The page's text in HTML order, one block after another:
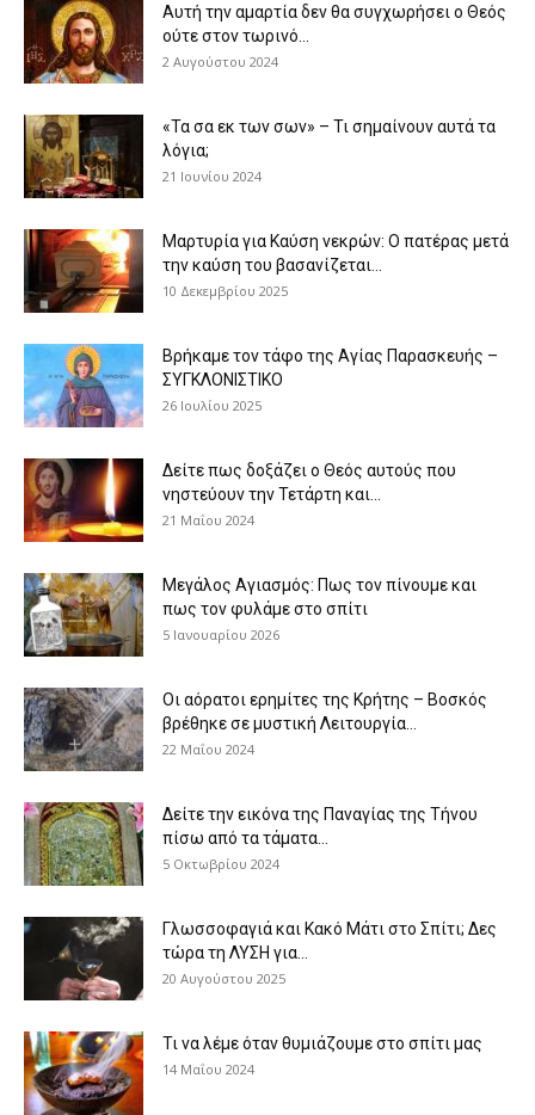
Αυτή την αμαρτία δεν θα συγχωρήσει ο Θεός
ούτε στον τωρινό...
2 Αυγούστου 2024
«Τα σα εκ των σων» – Τι σημαίνουν αυτά τα
λόγια;
21 Ιουνίου 2024
Μαρτυρία για Καύση νεκρών: Ο πατέρας μετά
την καύση του βασανίζεται...
10 Δεκεμβρίου 2025
Βρήκαμε τον τάφο της Αγίας Παρασκευής –
ΣΥΓΚΛΟΝΙΣΤΙΚΟ
26 Ιουλίου 2025
Δείτε πως δοξάζει ο Θεός αυτούς που
νηστεύουν την Τετάρτη και...
21 Μαΐου 2024
Μεγάλος Αγιασμός: Πως τον πίνουμε και
πως τον φυλάμε στο σπίτι
5 Ιανουαρίου 2026
Οι αόρατοι ερημίτες της Κρήτης – Βοσκός
βρέθηκε σε μυστική Λειτουργία...
22 Μαΐου 2024
Δείτε την εικόνα της Παναγίας της Τήνου
πίσω από τα τάματα...
5 Οκτωβρίου 2024
Γλωσσοφαγιά και Κακό Μάτι στο Σπίτι; Δες
τώρα τη ΛΥΣΗ για...
20 Αυγούστου 2025
Τι να λέμε όταν θυμιάζουμε στο σπίτι μας
14 Μαΐου 2024